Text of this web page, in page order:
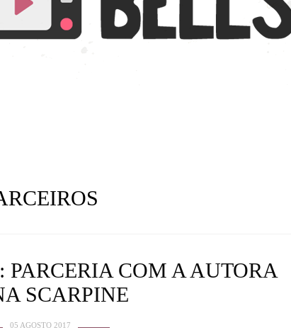
COM A AUTORA
SCARPINE
05 AGOSTO 2017